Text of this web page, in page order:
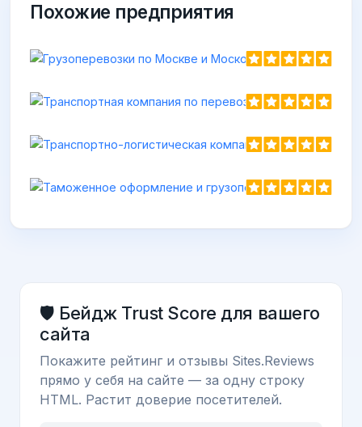
Похожие предприятия
🛡️ Бейдж Trust Score для вашего
сайта
Покажите рейтинг и отзывы Sites.Reviews
прямо у себя на сайте — за одну строку
HTML. Растит доверие посетителей.